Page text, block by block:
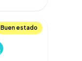
Buen estado